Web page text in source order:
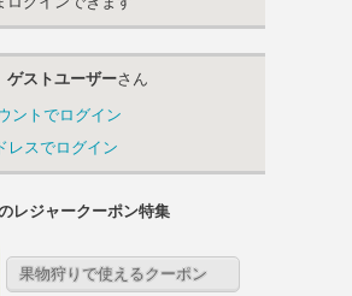
ゲストユーザーさん
ントでログイン
レスでログイン
レジャークーポン特集
果物狩りで使えるクーポン